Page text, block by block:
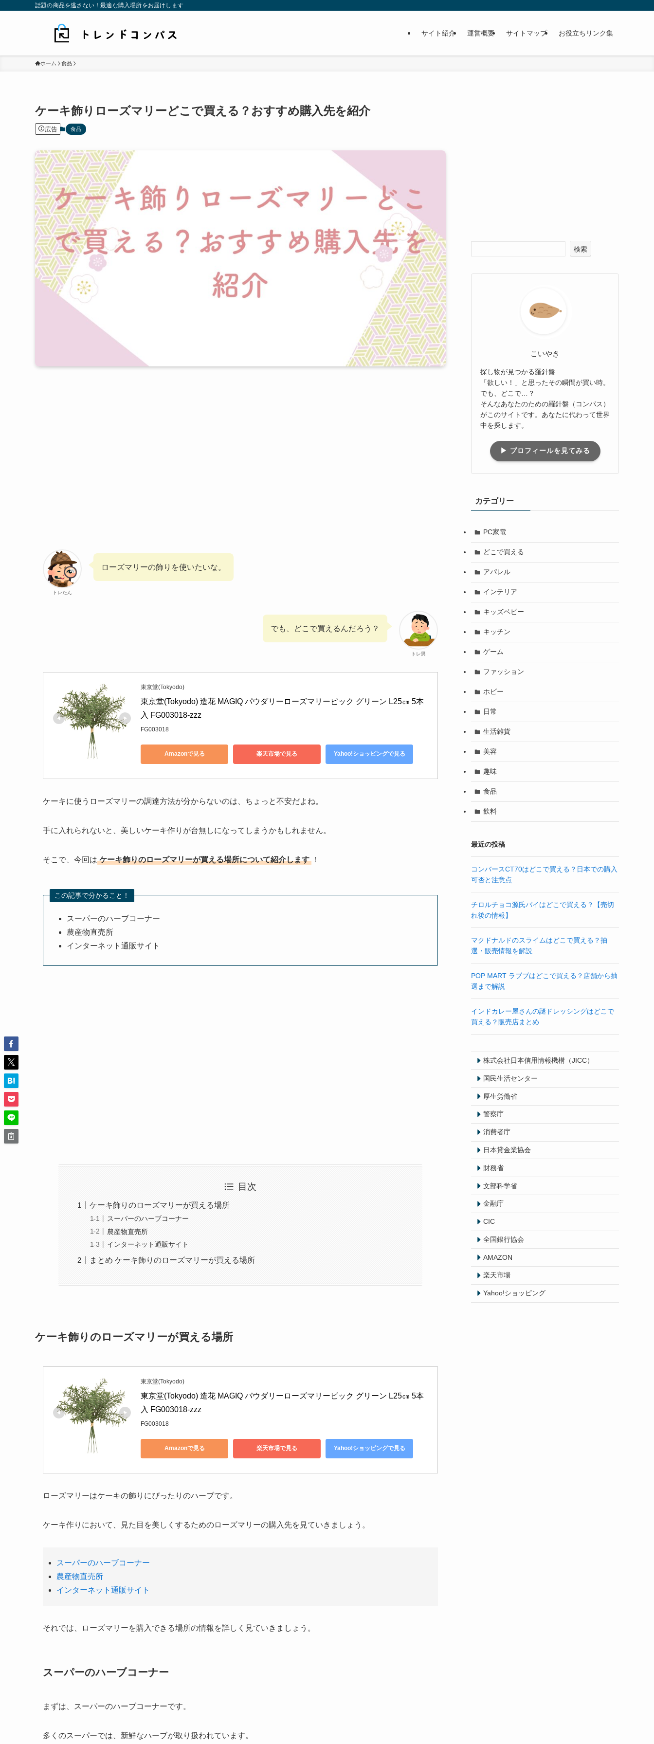
話題の商品を逃さない！最適な購入場所をお届けします
サイト紹介 運営概要 サイトマップ お役立ちリンク集
ホーム 食品
ケーキ飾りローズマリーどこで買える？おすすめ購入先を紹介
広告 食品
トレたん
ローズマリーの飾りを使いたいな。
トレ男
でも、どこで買えるんだろう？
東京堂(Tokyodo)
東京堂(Tokyodo) 造花 MAGIQ パウダリーローズマリーピック グリーン L25㎝ 5本
入 FG003018-zzz
FG003018
Amazonで見る 楽天市場で見る Yahoo!ショッピングで見る
ケーキに使うローズマリーの調達方法が分からないのは、ちょっと不安だよね。
手に入れられないと、美しいケーキ作りが台無しになってしまうかもしれません。
そこで、今回は ケーキ飾りのローズマリーが買える場所について紹介します ！
この記事で分かること！
スーパーのハーブコーナー
農産物直売所
インターネット通販サイト
目次
ケーキ飾りのローズマリーが買える場所
スーパーのハーブコーナー
農産物直売所
インターネット通販サイト
まとめ ケーキ飾りのローズマリーが買える場所
ケーキ飾りのローズマリーが買える場所
東京堂(Tokyodo)
東京堂(Tokyodo) 造花 MAGIQ パウダリーローズマリーピック グリーン L25㎝ 5本
入 FG003018-zzz
FG003018
Amazonで見る 楽天市場で見る Yahoo!ショッピングで見る
ローズマリーはケーキの飾りにぴったりのハーブです。
ケーキ作りにおいて、見た目を美しくするためのローズマリーの購入先を見ていきましょう。
スーパーのハーブコーナー
農産物直売所
インターネット通販サイト
それでは、ローズマリーを購入できる場所の情報を詳しく見ていきましょう。
スーパーのハーブコーナー
まずは、スーパーのハーブコーナーです。
多くのスーパーでは、新鮮なハーブが取り扱われています。
検索
こいやき
探し物が見つかる羅針盤
「欲しい！」と思ったその瞬間が買い時。
でも、どこで…？
そんなあなたのための羅針盤（コンパス）
がこのサイトです。あなたに代わって世界
中を探します。
▶︎ プロフィールを見てみる
カテゴリー
PC家電
どこで買える
アパレル
インテリア
キッズベビー
キッチン
ゲーム
ファッション
ホビー
日常
生活雑貨
美容
趣味
食品
飲料
最近の投稿
コンバースCT70はどこで買える？日本での購入
可否と注意点
チロルチョコ源氏パイはどこで買える？【売切
れ後の情報】
マクドナルドのスライムはどこで買える？抽
選・販売情報を解説
POP MART ラブブはどこで買える？店舗から抽
選まで解説
インドカレー屋さんの謎ドレッシングはどこで
買える？販売店まとめ
株式会社日本信用情報機構（JICC）
国民生活センター
厚生労働省
警察庁
消費者庁
日本貸金業協会
財務省
文部科学省
金融庁
CIC
全国銀行協会
AMAZON
楽天市場
Yahoo!ショッピング